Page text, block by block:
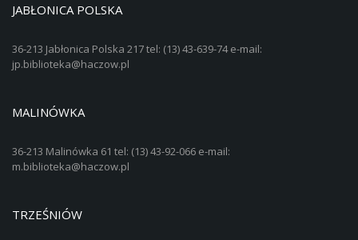
JABŁONICA POLSKA
36-213 Jabłonica Polska 217 tel: (13) 43-639-74 e-mail:
jp.biblioteka@haczow.pl
MALINÓWKA
36-213 Malinówka 61 tel: (13) 43-92-066 e-mail:
m.biblioteka@haczow.pl
TRZEŚNIÓW